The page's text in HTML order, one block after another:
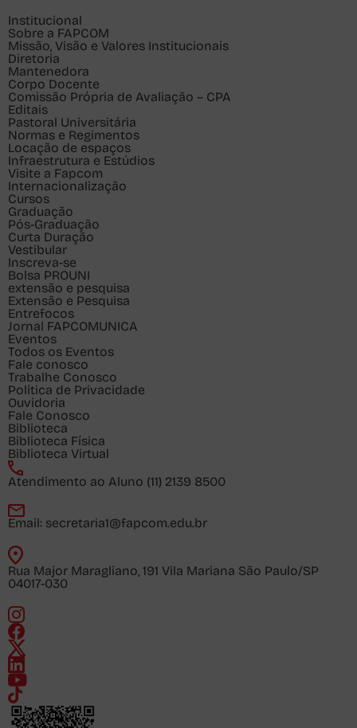
Institucional
Sobre a FAPCOM
Missão, Visão e Valores Institucionais
Diretoria
Mantenedora
Corpo Docente
Comissão Própria de Avaliação – CPA
Editais
Pastoral Universitária
Normas e Regimentos
Locação de espaços
Infraestrutura e Estúdios
Visite a Fapcom
Internacionalização
Cursos
Graduação
Pós-Graduação
Curta Duração
Vestibular
Inscreva-se
Bolsa PROUNI
extensão e pesquisa
Extensão e Pesquisa
Entrefocos
Jornal FAPCOMUNICA
Eventos
Todos os Eventos
Fale conosco
Trabalhe Conosco
Política de Privacidade
Ouvidoria
Fale Conosco
Biblioteca
Biblioteca Física
Biblioteca Virtual
Atendimento ao Aluno (11) 2139 8500
Email: secretaria1@fapcom.edu.br
Rua Major Maragliano, 191 Vila Mariana São Paulo/SP
04017-030